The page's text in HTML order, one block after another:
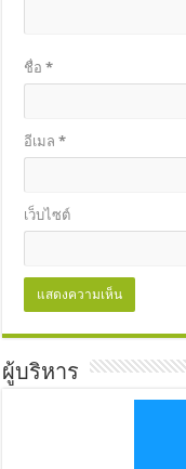
ชื่อ*
อีเมล*
เว็บไซต์
ผู้บริหาร